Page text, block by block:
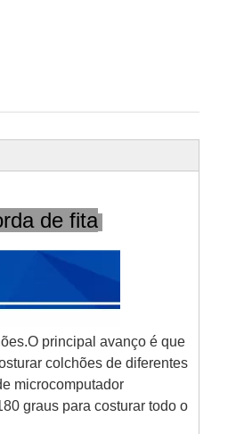
de fita
principal avanço é que
colchões de diferentes
microcomputador
graus para costurar todo o